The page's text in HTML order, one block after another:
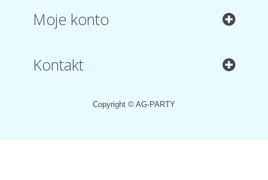
Moje konto
Kontakt
Copyright © AG-PARTY